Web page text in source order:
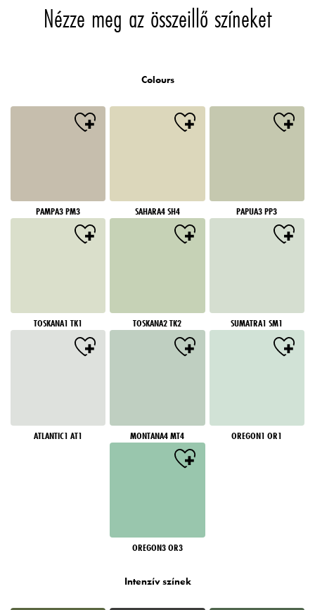
Nézze meg az összeillő színeket
Colours
PAMPA3 PM3 SAHARA4 SH4 PAPUA3 PP3
TOSKANA1 TK1 TOSKANA2 TK2 SUMATRA1 SM1
ATLANTIC1 AT1 MONTANA4 MT4 OREGON1 OR1
OREGON3 OR3
Intenzív színek